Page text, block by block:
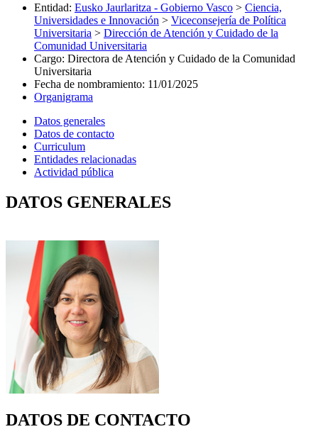
Entidad: Eusko Jaurlaritza - Gobierno Vasco > Ciencia,
Universidades e Innovación > Viceconsejería de Política
Universitaria > Dirección de Atención y Cuidado de la
Comunidad Universitaria
Cargo: Directora de Atención y Cuidado de la Comunidad
Universitaria
Fecha de nombramiento: 11/01/2025
Organigrama
Datos generales
Datos de contacto
Curriculum
Entidades relacionadas
Actividad pública
DATOS GENERALES
DATOS DE CONTACTO